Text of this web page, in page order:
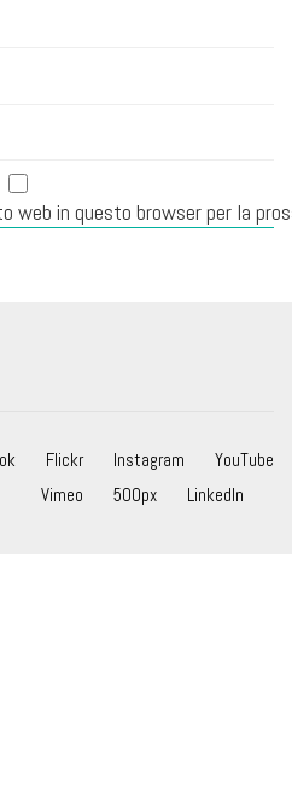
web in questo browser per la
Flickr Instagram
YouTube
Vimeo
500px LinkedIn